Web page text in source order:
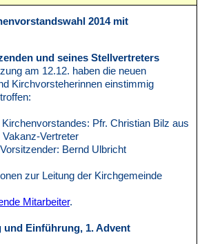
2014 mit
und seines Stellvertreters
am 12.12. haben die neuen
Kirchvorsteherinnen einstimmig
Pfr. Christian Bilz aus
Vertreter
Bernd Ulbricht
zur Leitung der Kirchgemeinde
Mitarbeiter.
und Einführung, 1. Advent